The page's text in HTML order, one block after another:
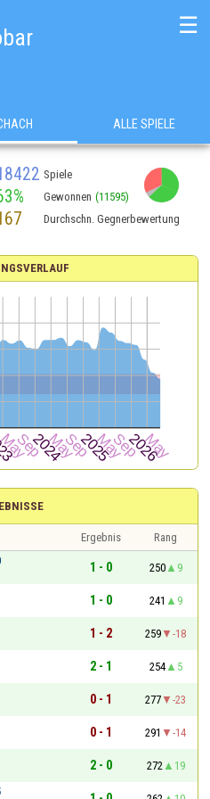
☰
ALLE SPIELE
Spiele
Gewonnen (11595)
Durchschn. Gegnerbewertung
Ergebnis
Rang
1 - 0 250
9
1 - 0 241
9
1 - 2 259
-18
2 - 1 254
5
0 - 1 277
-23
0 - 1 291
-14
2 - 0 272
19